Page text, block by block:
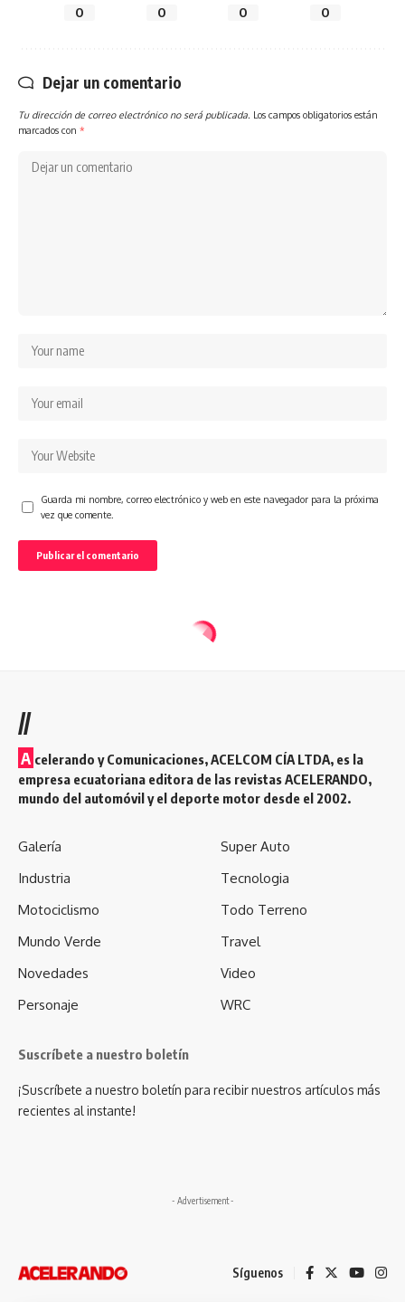
0 0 0 0
Dejar un comentario
Tu dirección de correo electrónico no será publicada. Los campos obligatorios están
marcados con *
Guarda mi nombre, correo electrónico y web en este navegador para la próxima
vez que comente.
//
A celerando y Comunicaciones, ACELCOM CÍA LTDA, es la
empresa ecuatoriana editora de las revistas ACELERANDO,
mundo del automóvil y el deporte motor desde el 2002.
Galería
Industria
Motociclismo
Mundo Verde
Novedades
Personaje
Super Auto
Tecnologia
Todo Terreno
Travel
Video
WRC
Suscríbete a nuestro boletín
¡Suscríbete a nuestro boletín para recibir nuestros artículos más
recientes al instante!
- Advertisement -
Síguenos